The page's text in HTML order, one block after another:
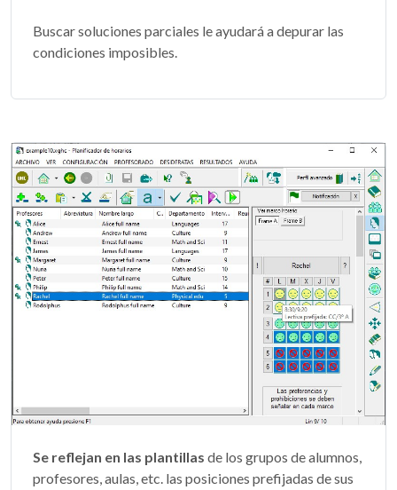
Buscar soluciones parciales le ayudará a depurar las
condiciones imposibles.
Se reflejan en las plantillas de los grupos de alumnos,
profesores, aulas, etc. las posiciones prefijadas de sus